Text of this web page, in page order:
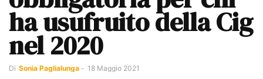
ha usufruito della Cig
nel 2020
Di Sonia Paglialunga - 18 Maggio 2021